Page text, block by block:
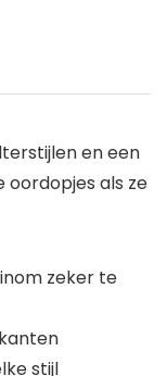
en een
als ze
zeker te
stijl